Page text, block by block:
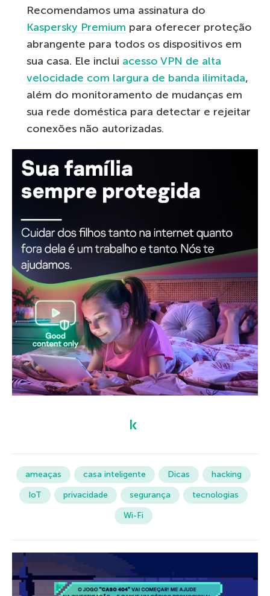
Recomendamos uma assinatura do
Kaspersky Premium para oferecer proteção
abrangente para todos os dispositivos em
sua casa. Ele inclui acesso VPN de alta
velocidade com largura de banda ilimitada,
além do monitoramento de mudanças em
sua rede doméstica para detectar e rejeitar
conexões não autorizadas.
ameaças casa inteligente Dicas
hacking
IoT
privacidade segurança
tecnologias
Wi-Fi